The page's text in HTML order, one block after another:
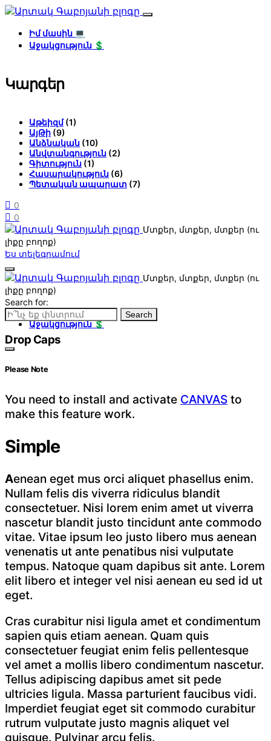
Իմ մասին 💻
Աջակցություն 💲
Կարգեր
Աթեիզմ(1)
ԱյԹի (9)
Անձնական (10)
Անվտանգություն (2)
Գիտություն (1)
Հասարակություն (6)
Պետական ապարատ (7)
0
0
Մտքեր, մտքեր, մտքեր (ու
լիքը բողոք)
Ես տելեգրամում
Մտքեր, մտքեր, մտքեր (ու
լիքը բողոք)
Իմ մասին 💻
Աջակցություն 💲
Search for:
Search
Drop Caps
Please Note
You need to install and activate CANVAS to
make this feature work.
Simple
Aenean eget mus orci aliquet phasellus enim.
Nullam felis dis viverra ridiculus blandit
consectetuer. Nisi lorem enim amet ut viverra
nascetur blandit justo tincidunt ante commodo
vitae. Vitae ipsum leo justo libero mus aenean
venenatis ut ante penatibus nisi vulputate
tempus. Natoque quam dapibus sit ante. Lorem
elit libero et integer vel nisi aenean eu sed id ut
eget.
Cras curabitur nisi ligula amet et condimentum
sapien quis etiam aenean. Quam quis
consectetuer feugiat enim felis pellentesque
vel amet a mollis libero condimentum nascetur.
Tellus adipiscing dapibus amet sit pede
ultricies ligula. Massa parturient faucibus vidi.
Imperdiet feugiat eget sit commodo curabitur
rutrum vulputate justo magnis aliquet vel
quisque. Pulvinar arcu felis.